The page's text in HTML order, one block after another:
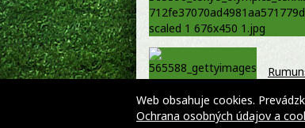
Web obsahuje cookies.
Ochrana osobných údajov a